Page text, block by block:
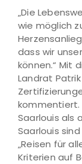
„Die
wie möglich
dass wir
können.“ Mit
Landrat
kommentiert.
Saarlouis als
Saarlouis
„Reisen für
Kriterien auf